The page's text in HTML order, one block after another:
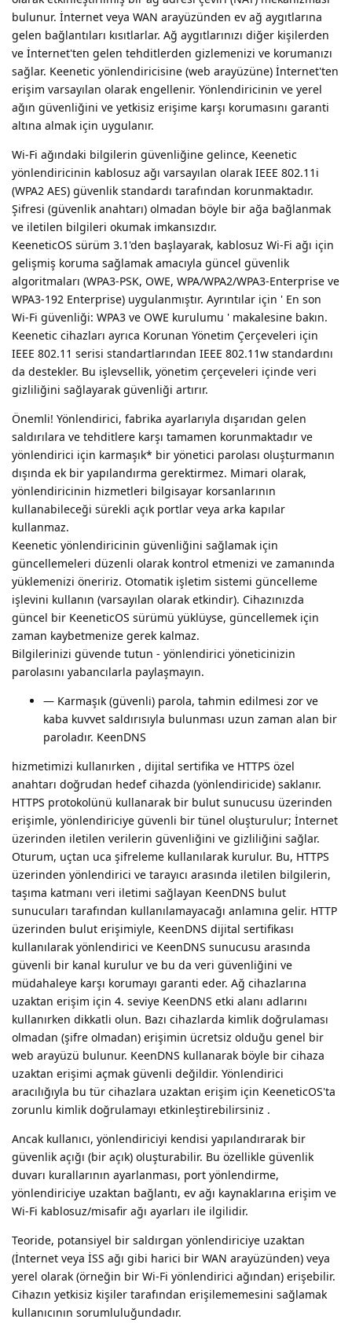
bulunur. İnternet veya WAN arayüzünden ev ağ aygıtlarına
gelen bağlantıları kısıtlarlar. Ağ aygıtlarınızı diğer kişilerden
ve İnternet'ten gelen tehditlerden gizlemenizi ve korumanızı
sağlar. Keenetic yönlendiricisine (web arayüzüne) İnternet'ten
erişim varsayılan olarak engellenir. Yönlendiricinin ve yerel
ağın güvenliğini ve yetkisiz erişime karşı korumasını garanti
altına almak için uygulanır.
Wi-Fi ağındaki bilgilerin güvenliğine gelince, Keenetic
yönlendiricinin kablosuz ağı varsayılan olarak IEEE 802.11i
(WPA2 AES) güvenlik standardı tarafından korunmaktadır.
Şifresi (güvenlik anahtarı) olmadan böyle bir ağa bağlanmak
ve iletilen bilgileri okumak imkansızdır.
KeeneticOS sürüm 3.1'den başlayarak, kablosuz Wi-Fi ağı için
gelişmiş koruma sağlamak amacıyla güncel güvenlik
algoritmaları (WPA3-PSK, OWE, WPA/WPA2/WPA3-Enterprise ve
WPA3-192 Enterprise) uygulanmıştır. Ayrıntılar için ' En son
Wi-Fi güvenliği: WPA3 ve OWE kurulumu ' makalesine bakın.
Keenetic cihazları ayrıca Korunan Yönetim Çerçeveleri için
IEEE 802.11 serisi standartlarından IEEE 802.11w standardını
da destekler. Bu işlevsellik, yönetim çerçeveleri içinde veri
gizliliğini sağlayarak güvenliği artırır.
Önemli! Yönlendirici, fabrika ayarlarıyla dışarıdan gelen
saldırılara ve tehditlere karşı tamamen korunmaktadır ve
yönlendirici için karmaşık* bir yönetici parolası oluşturmanın
dışında ek bir yapılandırma gerektirmez. Mimari olarak,
yönlendiricinin hizmetleri bilgisayar korsanlarının
kullanabileceği sürekli açık portlar veya arka kapılar
kullanmaz.
Keenetic yönlendiricinin güvenliğini sağlamak için
güncellemeleri düzenli olarak kontrol etmenizi ve zamanında
yüklemenizi öneririz. Otomatik işletim sistemi güncelleme
işlevini kullanın (varsayılan olarak etkindir). Cihazınızda
güncel bir KeeneticOS sürümü yüklüyse, güncellemek için
zaman kaybetmenize gerek kalmaz.
Bilgilerinizi güvende tutun - yönlendirici yöneticinizin
parolasını yabancılarla paylaşmayın.
— Karmaşık (güvenli) parola, tahmin edilmesi zor ve
kaba kuvvet saldırısıyla bulunması uzun zaman alan bir
paroladır. KeenDNS
hizmetimizi kullanırken , dijital sertifika ve HTTPS özel
anahtarı doğrudan hedef cihazda (yönlendiricide) saklanır.
HTTPS protokolünü kullanarak bir bulut sunucusu üzerinden
erişimle, yönlendiriciye güvenli bir tünel oluşturulur; İnternet
üzerinden iletilen verilerin güvenliğini ve gizliliğini sağlar.
Oturum, uçtan uca şifreleme kullanılarak kurulur. Bu, HTTPS
üzerinden yönlendirici ve tarayıcı arasında iletilen bilgilerin,
taşıma katmanı veri iletimi sağlayan KeenDNS bulut
sunucuları tarafından kullanılamayacağı anlamına gelir. HTTP
üzerinden bulut erişimiyle, KeenDNS dijital sertifikası
kullanılarak yönlendirici ve KeenDNS sunucusu arasında
güvenli bir kanal kurulur ve bu da veri güvenliğini ve
müdahaleye karşı korumayı garanti eder. Ağ cihazlarına
uzaktan erişim için 4. seviye KeenDNS etki alanı adlarını
kullanırken dikkatli olun. Bazı cihazlarda kimlik doğrulaması
olmadan (şifre olmadan) erişimin ücretsiz olduğu genel bir
web arayüzü bulunur. KeenDNS kullanarak böyle bir cihaza
uzaktan erişimi açmak güvenli değildir. Yönlendirici
aracılığıyla bu tür cihazlara uzaktan erişim için KeeneticOS'ta
zorunlu kimlik doğrulamayı etkinleştirebilirsiniz .
Ancak kullanıcı, yönlendiriciyi kendisi yapılandırarak bir
güvenlik açığı (bir açık) oluşturabilir. Bu özellikle güvenlik
duvarı kurallarının ayarlanması, port yönlendirme,
yönlendiriciye uzaktan bağlantı, ev ağı kaynaklarına erişim ve
Wi-Fi kablosuz/misafir ağı ayarları ile ilgilidir.
Teoride, potansiyel bir saldırgan yönlendiriciye uzaktan
(İnternet veya İSS ağı gibi harici bir WAN arayüzünden) veya
yerel olarak (örneğin bir Wi-Fi yönlendirici ağından) erişebilir.
Cihazın yetkisiz kişiler tarafından erişilememesini sağlamak
kullanıcının sorumluluğundadır.